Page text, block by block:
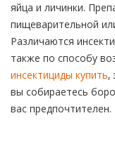
яйца и личинки.
пищеварительной
Различаются
также по способу
инсектициды купить,
вы собираетесь
вас предпочтителен.